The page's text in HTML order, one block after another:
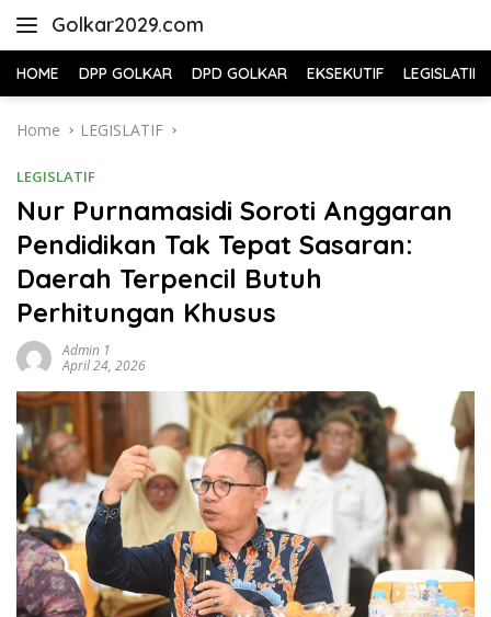
Golkar2029.com
HOME DPP GOLKAR DPD GOLKAR EKSEKUTIF LEGISLATIF
Home LEGISLATIF
LEGISLATIF
Nur Purnamasidi Soroti Anggaran
Pendidikan Tak Tepat Sasaran:
Daerah Terpencil Butuh
Perhitungan Khusus
Admin 1
April 24, 2026